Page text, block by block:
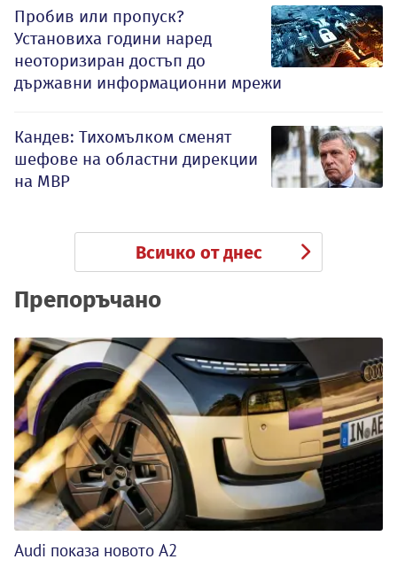
Пробив или пропуск?
Установиха години наред
неоторизиран достъп до
държавни информационни мрежи
Кандев: Тихомълком сменят
шефове на областни дирекции
на МВР
Всичко от днес
Препоръчано
Audi показа новото A2